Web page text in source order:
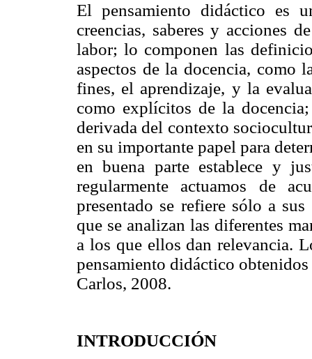
El pensamiento didáctico es
creencias, saberes y acciones
labor; lo componen las
aspectos de la docencia, como
fines, el aprendizaje, y la
como explícitos de la
derivada del contexto
en su importante papel para
en buena parte establece y
regularmente actuamos de
presentado se refiere sólo a
que se analizan las diferentes
a los que ellos dan relevancia.
pensamiento didáctico
Carlos, 2008.
INTRODUCCIÓN